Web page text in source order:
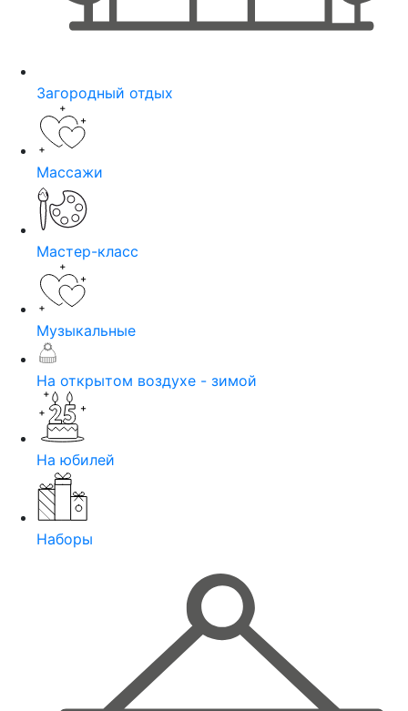
Загородный отдых
Массажи
Мастер-класс
Музыкальные
На открытом воздухе - зимой
На юбилей
Наборы